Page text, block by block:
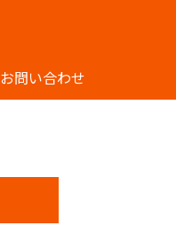
お問い合わせ